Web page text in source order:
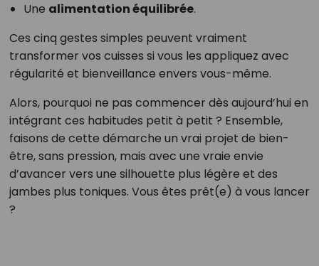
Une alimentation équilibrée.
Ces cinq gestes simples peuvent vraiment
transformer vos cuisses si vous les appliquez avec
régularité et bienveillance envers vous-même.
Alors, pourquoi ne pas commencer dès aujourd’hui en
intégrant ces habitudes petit à petit ? Ensemble,
faisons de cette démarche un vrai projet de bien-
être, sans pression, mais avec une vraie envie
d’avancer vers une silhouette plus légère et des
jambes plus toniques. Vous êtes prêt(e) à vous lancer
?